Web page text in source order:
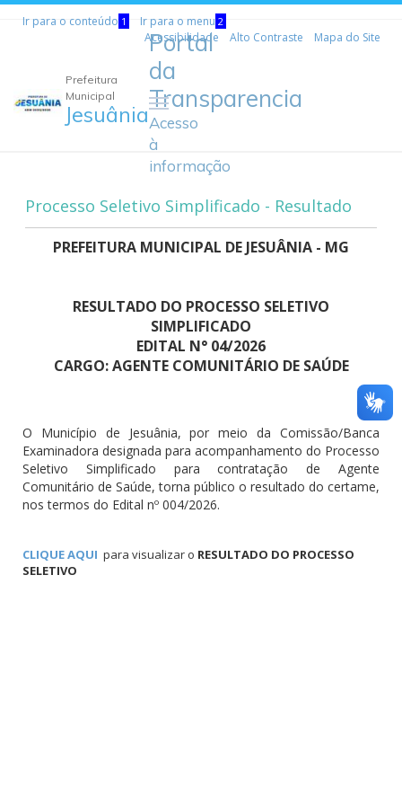
Ir para o conteúdo 1 Ir para o menu 2
Acessibilidade Alto Contraste Mapa do Site
Prefeitura
Municipal
Jesuânia
Portal
da
Transparencia
Acesso
à
informação
Processo Seletivo Simplificado - Resultado
PREFEITURA MUNICIPAL DE JESUÂNIA - MG
RESULTADO DO PROCESSO SELETIVO
SIMPLIFICADO
EDITAL N° 04/2026
CARGO: AGENTE COMUNITÁRIO DE SAÚDE
O Município de Jesuânia, por meio da Comissão/Banca
Examinadora designada para acompanhamento do Processo
Seletivo Simplificado para contratação de Agente
Comunitário de Saúde, torna público o resultado do certame,
nos termos do Edital nº 004/2026.
CLIQUE AQUI para visualizar o RESULTADO DO PROCESSO
SELETIVO